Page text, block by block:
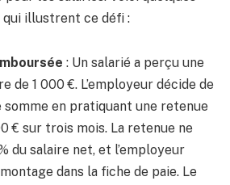
illustrent ce défi :
: Un salarié a perçu une
de 1 000 €. L’employeur décide de
en pratiquant une retenue
€ sur trois mois. La retenue ne
du salaire net, et l’employeur
dans la fiche de paie. Le